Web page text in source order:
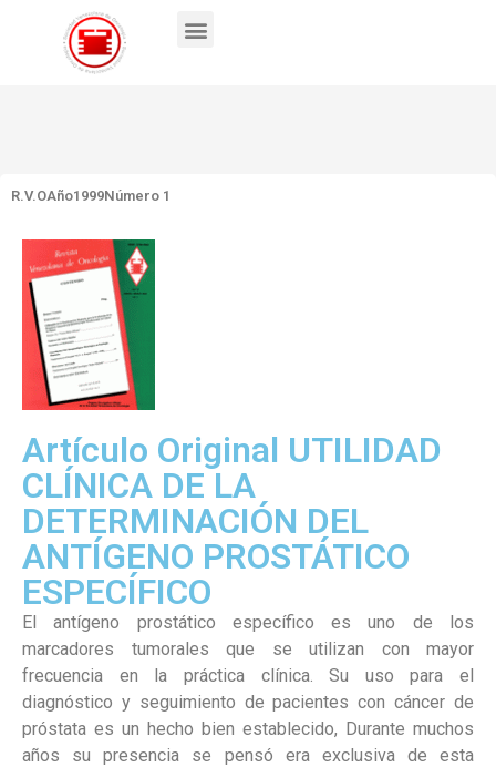
R.V.OAño1999Número 1
Artículo Original UTILIDAD
CLÍNICA DE LA
DETERMINACIÓN DEL
ANTÍGENO PROSTÁTICO
ESPECÍFICO
El antígeno prostático específico es uno de los
marcadores tumorales que se utilizan con mayor
frecuencia en la práctica clínica. Su uso para el
diagnóstico y seguimiento de pacientes con cáncer de
próstata es un hecho bien establecido, Durante muchos
años su presencia se pensó era exclusiva de esta